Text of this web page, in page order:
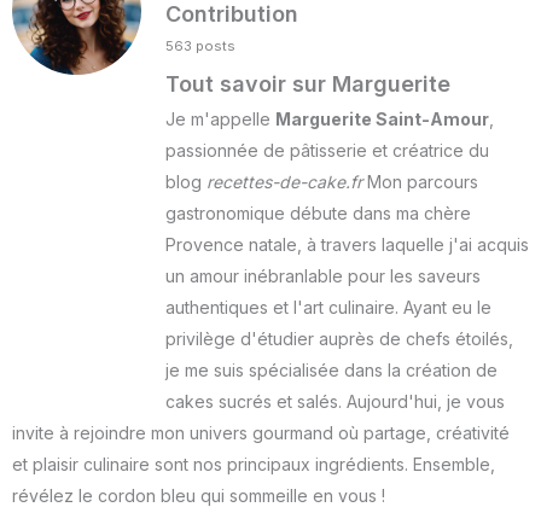
Contribution
563 posts
Tout savoir sur Marguerite
Je m'appelle Marguerite Saint-Amour
passionnée de pâtisserie et créatrice du
blog recettes-de-cake.frMon parcours
gastronomique débute dans ma chère
Provence natale, à travers laquelle j'ai acquis
un amour inébranlable pour les saveurs
authentiques et l'art culinaire. Ayant eu le
privilège d'étudier auprès de chefs étoilés,
je me suis spécialisée dans la création de
cakes sucrés et salés. Aujourd'hui, je vous
invite à rejoindre mon univers gourmand où partage, créativité
et plaisir culinaire sont nos principaux ingrédients. Ensemble,
révélez le cordon bleu qui sommeille en vous !